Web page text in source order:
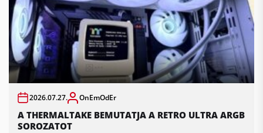
2026.07.27. OnEmOdEr
A THERMALTAKE BEMUTATJA A RETRO ULTRA ARGB
SOROZATOT